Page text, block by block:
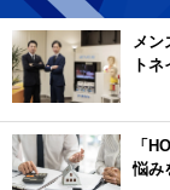
メ
ト
「
悩み